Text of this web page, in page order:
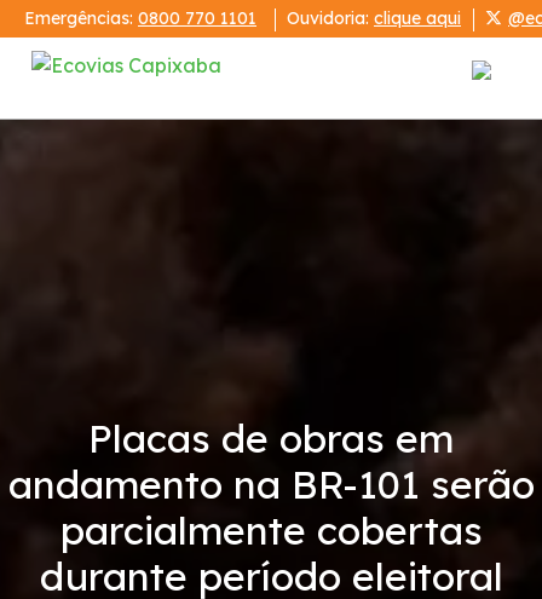
Emergências: 0800 770 1101 Ouvidoria: clique aqui
Relatórios
Código de Conduta
Vídeos
Placas de obras em
andamento na BR-101 serão
parcialmente cobertas
durante período eleitoral